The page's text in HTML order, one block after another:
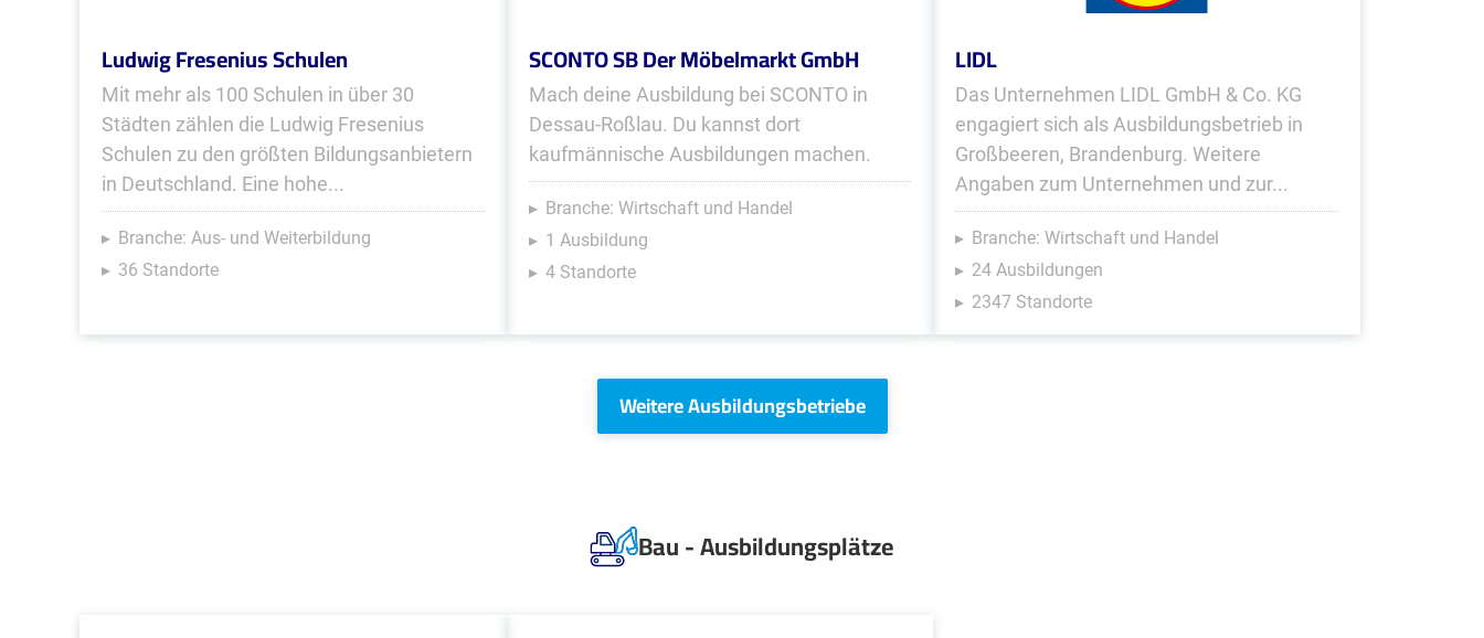
Ludwig Fresenius Schulen
Mit mehr als 100 Schulen in über 30
Städten zählen die Ludwig Fresenius
Schulen zu den größten Bildungsanbietern
in Deutschland. Eine hohe...
Branche: Aus- und Weiterbildung
36 Standorte
SCONTO SB Der Möbelmarkt GmbH
Mach deine Ausbildung bei SCONTO in
Dessau-Roßlau. Du kannst dort
kaufmännische Ausbildungen machen.
Branche: Wirtschaft und Handel
1 Ausbildung
4 Standorte
LIDL
Das Unternehmen LIDL GmbH & Co. KG
engagiert sich als Ausbildungsbetrieb in
Großbeeren, Brandenburg. Weitere
Angaben zum Unternehmen und zur...
Branche: Wirtschaft und Handel
24 Ausbildungen
2347 Standorte
Weitere Ausbildungsbetriebe
Bau - Ausbildungsplätze